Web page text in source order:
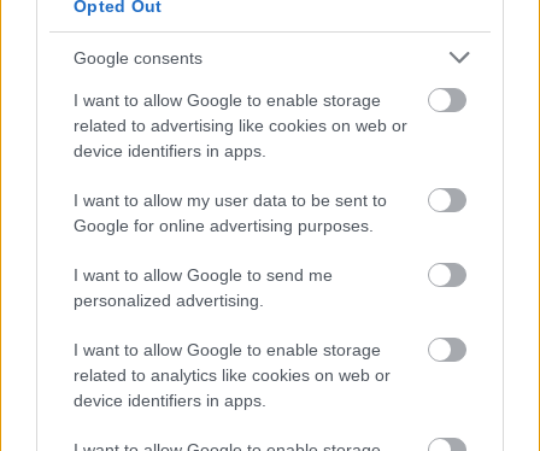
Opted Out
Google consents
I want to allow Google to enable storage
related to advertising like cookies on web or
device identifiers in apps.
I want to allow my user data to be sent to
Google for online advertising purposes.
I want to allow Google to send me
personalized advertising.
I want to allow Google to enable storage
related to analytics like cookies on web or
device identifiers in apps.
Ολυμπιακός, Γουόκαπ: Δεν υπάρχει οπισθοχώρηση
ευρώ!
Οι πλουσιότεροι ιδιοκτήτες ομάδων παγκοσμίως: